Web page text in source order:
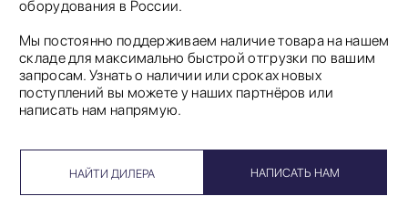
оборудования в России.
Мы постоянно поддерживаем наличие товара на нашем
складе для максимально быстрой отгрузки по вашим
запросам. Узнать о наличии или сроках новых
поступлений вы можете у наших партнёров или
написать нам напрямую.
НАЙТИ ДИЛЕРА НАПИСАТЬ НАМ